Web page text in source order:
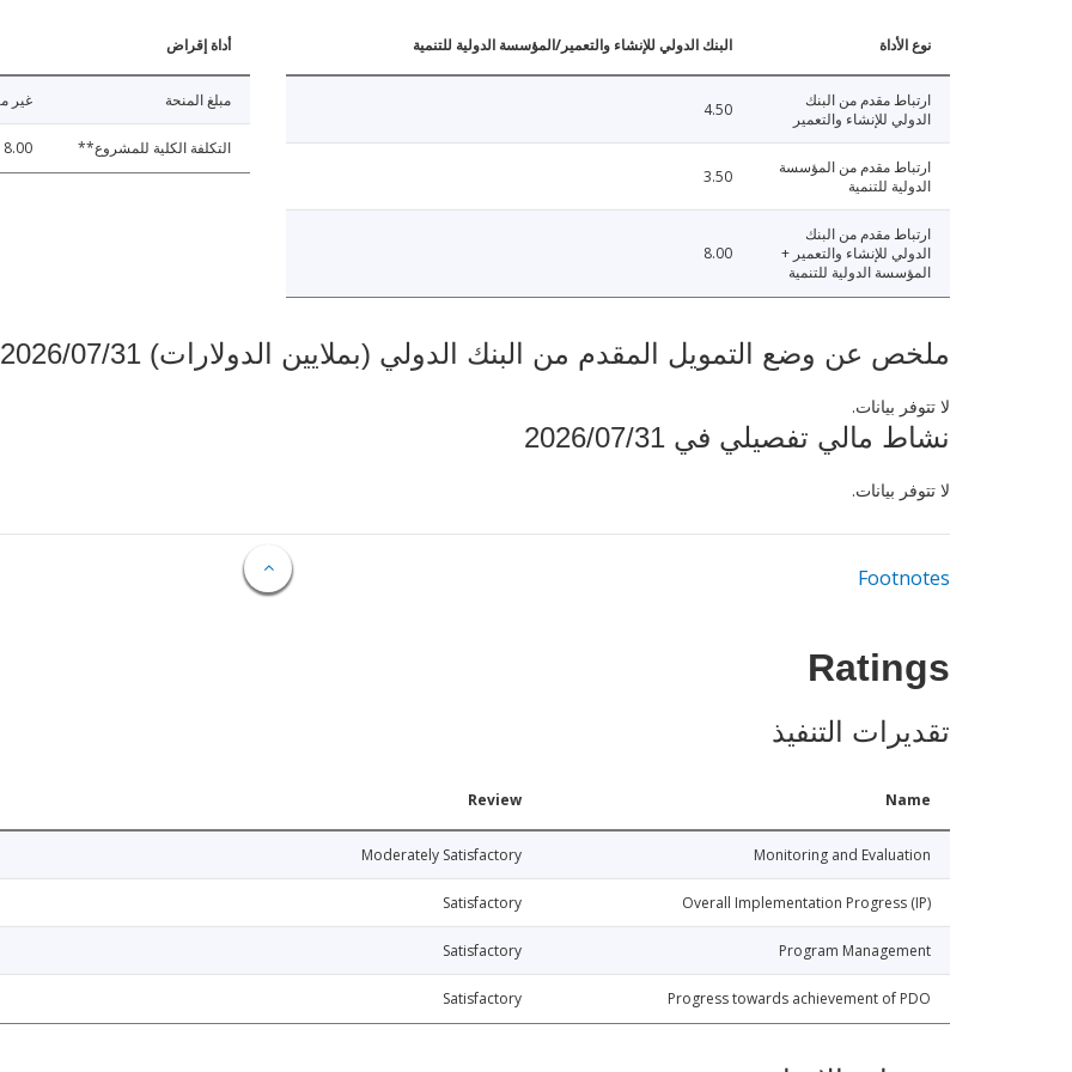
نوع الأداة البنك الدولي للإنشاء والتعمير/المؤسسة الدولية للتنمية
ارتباط مقدم من البنك
الدولي للإنشاء والتعمير
4.50
ارتباط مقدم من المؤسسة
الدولية للتنمية
3.50
ارتباط مقدم من البنك
الدولي للإنشاء والتعمير +
المؤسسة الدولية للتنمية
8.00
أداة إقراض
مبلغ المنحة غير
التكلفة الكلية للمشروع** 8.00
ملخص عن وضع التمويل المقدم من البنك الدولي (بملايين الدولارات) 2026/07/31
لا تتوفر بيانات.
نشاط مالي تفصيلي في 2026/07/31
لا تتوفر بيانات.
Footnotes
Ratings
تقديرات التنفيذ
Name
Review
Monitoring and Evaluation
Moderately Satisfactory
Overall Implementation Progress (IP)
Satisfactory
Program Management
Satisfactory
Progress towards achievement of PDO
Satisfactory